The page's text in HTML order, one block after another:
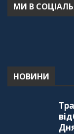
МИ В
НОВИНИ